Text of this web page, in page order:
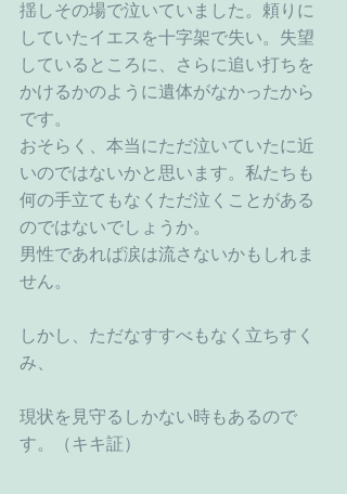
揺しその場で泣いていました。頼りに
していたイエスを十字架で失い。失望
しているところに、さらに追い打ちを
かけるかのように遺体がなかったから
です。
おそらく、本当にただ泣いていたに近
いのではないかと思います。私たちも
何の手立てもなくただ泣くことがある
のではないでしょうか。
男性であれば涙は流さないかもしれま
せん。
しかし、ただなすすべもなく立ちすく
み、
現状を見守るしかない時もあるので
す。（キキ証）